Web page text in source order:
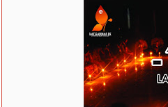
Top Destinations
Sweet Yummy
Sweet Girl As A
Clear and
Your Internet Habits